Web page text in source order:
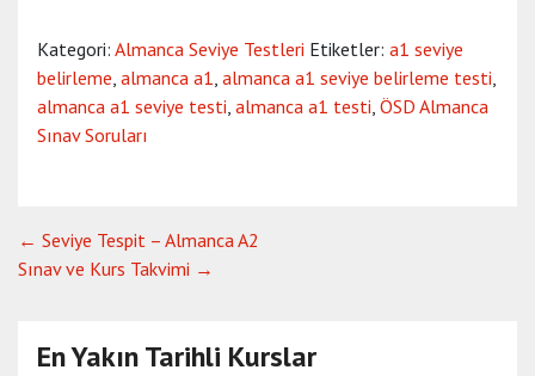
Kategori: Almanca Seviye Testleri Etiketler: a1 seviye
belirleme almanca a1 almanca a1 seviye belirleme testi
almanca a1 seviye testi almanca a1 testi ÖSD Almanca
Sınav Soruları
Yazı
gezinmesi
← Seviye Tespit – Almanca A2
Sınav ve Kurs Takvimi →
En Yakın Tarihli Kurslar